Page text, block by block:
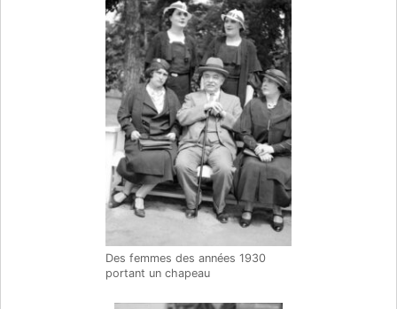
Des femmes des années 1930
portant un chapeau